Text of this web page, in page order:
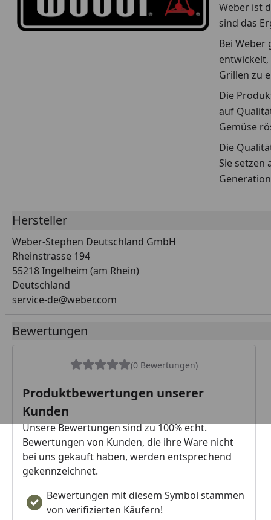
Weber ist
sind das
Bei Weber
entwickelt,
Grillen zu
Die
auf
Gemüse
Die
Sie setzen
Hersteller
Weber-Stephen Deutschland GmbH
Rheinstrasse 194
55218 Ingelheim (am Rhein)
Deutschland
service-de@weber.com
Bewertungen
(0 Bewertungen)
Produktbewertungen unserer
Kunden
Unsere Bewertungen sind zu 100% echt.
Bewertungen von Kunden, die ihre Ware nicht
bei uns gekauft haben, werden entsprechend
gekennzeichnet.
Bewertungen mit diesem Symbol stammen
von verifizierten Käufern!